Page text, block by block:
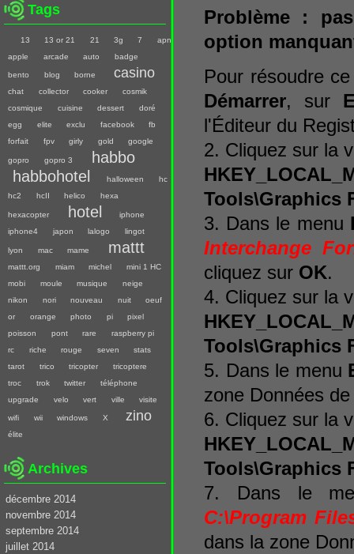
Problème :
option
Pour résoudre
Démarrer, sur
l'Éditeur du
2. Cliquez sur la
Tools\Graphics
3. Dans le menu
Interchange
cliquez sur OK.
4. Cliquez sur la
Tools\Graphics
5. Dans le menu
zone Données
6. Cliquez sur la
Tools\Graphics
7. Dans le
C:\Program
dans la zone
Tags
13 13 or 21 21 3g 7
apn
apple
arcade auto badge
bento blog borne casino
chat collector cooker
cosmik
cosmique
cuisine dessert
doré
egg
elite exclu facebook
fb
forfait
fpv girly gold google
gopro gopro 3
habbo
habbohotel
halloween
hc
hc2
hcII helico hexa
hexacopter hotel
iphone
iphone4
japon lalogo lingot
lyon mac mame mattt
mattt.org miam michel
mini 1 HC
mobi
moule musique
neige
nikon
nori nouveau nuit
oeuf
or
orange photo pi
pixel
poisson
pont rare
raspberry pi
rc
riche rouge seven
stats
tarot
trico tricopter
tricoptere
troc
trok twitter
téléphone
upgrade
velo vert ville visite
wifi wii windows X zino
élite
Archives
décembre 2014
novembre 2014
septembre 2014
juillet 2014